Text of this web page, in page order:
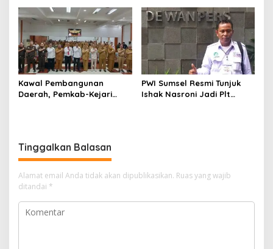
Kelola Keuangan
Kawal Pembangunan
Daerah, Pemkab-Kejari
PWI Sumsel Resmi Tunjuk
Ishak Nasroni Jadi Plt
Tinggalkan Balasan
Alamat email Anda tidak akan dipublikasikan. Ruas yang wajib
ditandai *